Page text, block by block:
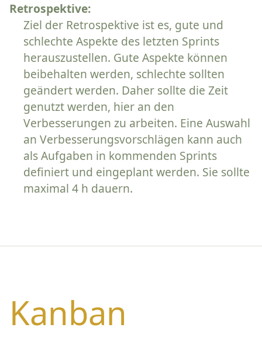
Retrospektive:
Ziel der Retrospektive ist es, gute und
schlechte Aspekte des letzten Sprints
herauszustellen. Gute Aspekte können
beibehalten werden, schlechte sollten
geändert werden. Daher sollte die Zeit
genutzt werden, hier an den
Verbesserungen zu arbeiten. Eine Auswahl
an Verbesserungsvorschlägen kann auch
als Aufgaben in kommenden Sprints
definiert und eingeplant werden. Sie sollte
maximal 4 h dauern.
Kanban